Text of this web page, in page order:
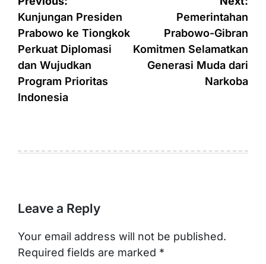
navigation
Kunjungan Presiden
Prabowo ke Tiongkok
Perkuat Diplomasi
dan Wujudkan
Program Prioritas
Indonesia
Pemerintahan
Prabowo-Gibran
Komitmen Selamatkan
Generasi Muda dari
Narkoba
Leave a Reply
Your email address will not be published.
Required fields are marked *